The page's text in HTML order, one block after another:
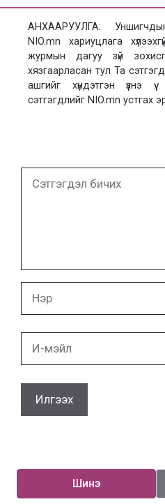
АНХААРУУЛГА:
NIO.mn хариуцлага
журмын дагуу зүй
хязгаарласан тул Та
ашгийг хүндэтгэн үзнэ
сэтгэгдлийг NIO.mn устгах
бичих
Шинэ